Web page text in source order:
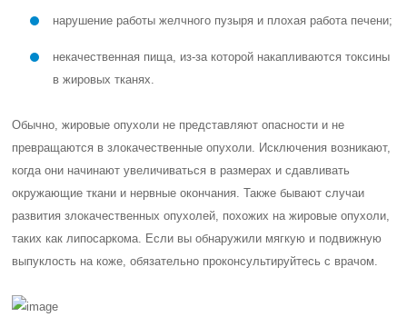
нарушение работы желчного пузыря и плохая работа печени;
некачественная пища, из-за которой накапливаются токсины
в жировых тканях.
Обычно, жировые опухоли не представляют опасности и не
превращаются в злокачественные опухоли. Исключения возникают,
когда они начинают увеличиваться в размерах и сдавливать
окружающие ткани и нервные окончания. Также бывают случаи
развития злокачественных опухолей, похожих на жировые опухоли,
таких как липосаркома. Если вы обнаружили мягкую и подвижную
выпуклость на коже, обязательно проконсультируйтесь с врачом.